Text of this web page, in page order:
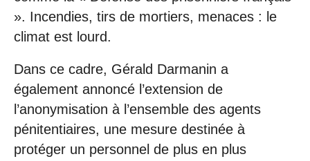
». Incendies, tirs de mortiers, menaces : le
climat est lourd.
Dans ce cadre, Gérald Darmanin a
également annoncé l’extension de
l’anonymisation à l’ensemble des agents
pénitentiaires, une mesure destinée à
protéger un personnel de plus en plus